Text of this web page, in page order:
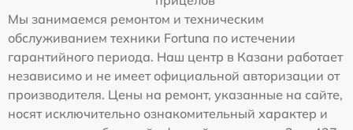
Мы занимаемся ремонтом и техническим
обслуживанием техники Fortuna по истечении
гарантийного периода. Наш центр в Казани работает
независимо и не имеет официальной авторизации от
производителя. Цены на ремонт, указанные на сайте,
носят исключительно ознакомительный характер и